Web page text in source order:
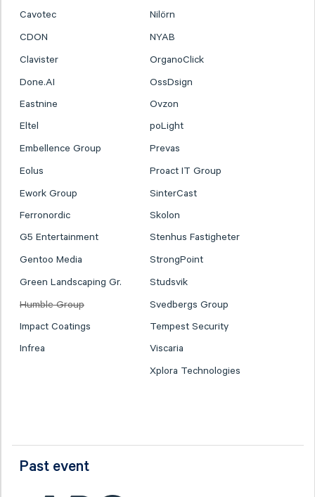
Cavotec
Nilörn
CDON
NYAB
Clavister
OrganoClick
Done.AI
OssDsign
Eastnine
Ovzon
Eltel
poLight
Embellence Group
Prevas
Eolus
Proact IT Group
Ework Group
SinterCast
Ferronordic
Skolon
G5 Entertainment
Stenhus Fastigheter
Gentoo Media
StrongPoint
Green Landscaping Gr.
Studsvik
Humble Group
Svedbergs Group
Impact Coatings
Tempest Security
Infrea
Viscaria
Xplora Technologies
Past event